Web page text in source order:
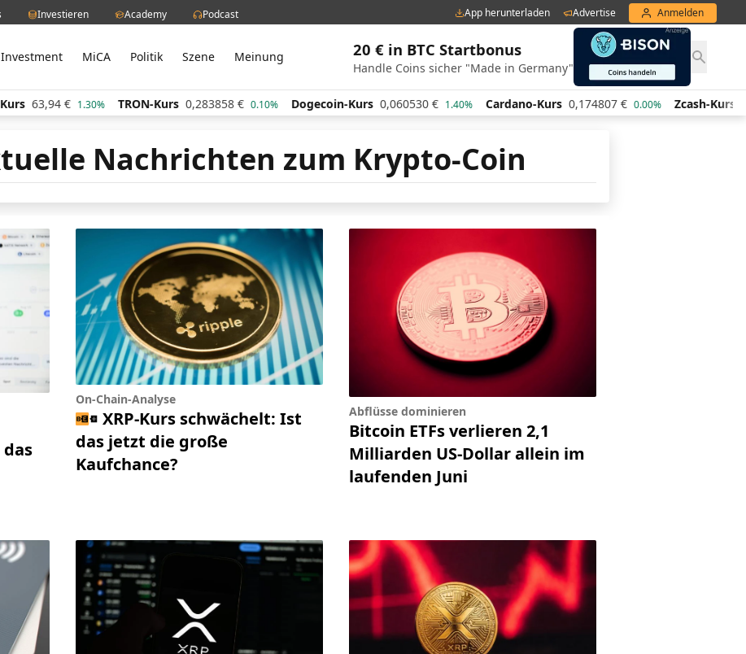
Investieren Academy Podcast App herunterladen Advertise Anmelden
Investment MiCA Politik Szene Meinung 20 € in BTC Startbonus
Handle Coins sicher "Made in Germany"
63,94 € 1.30% TRON-Kurs 0,283858 € 0.10% Dogecoin-Kurs 0,060530 € 1.40% Cardano-Kurs 0,174807 € 0.00% Zcash-Kurs
Nachrichten zum Krypto-Coin
On-Chain-Analyse
XRP-Kurs schwächelt: Ist
das jetzt die große
Kaufchance?
Abflüsse dominieren
Bitcoin ETFs verlieren 2,1
Milliarden US-Dollar allein im
laufenden Juni